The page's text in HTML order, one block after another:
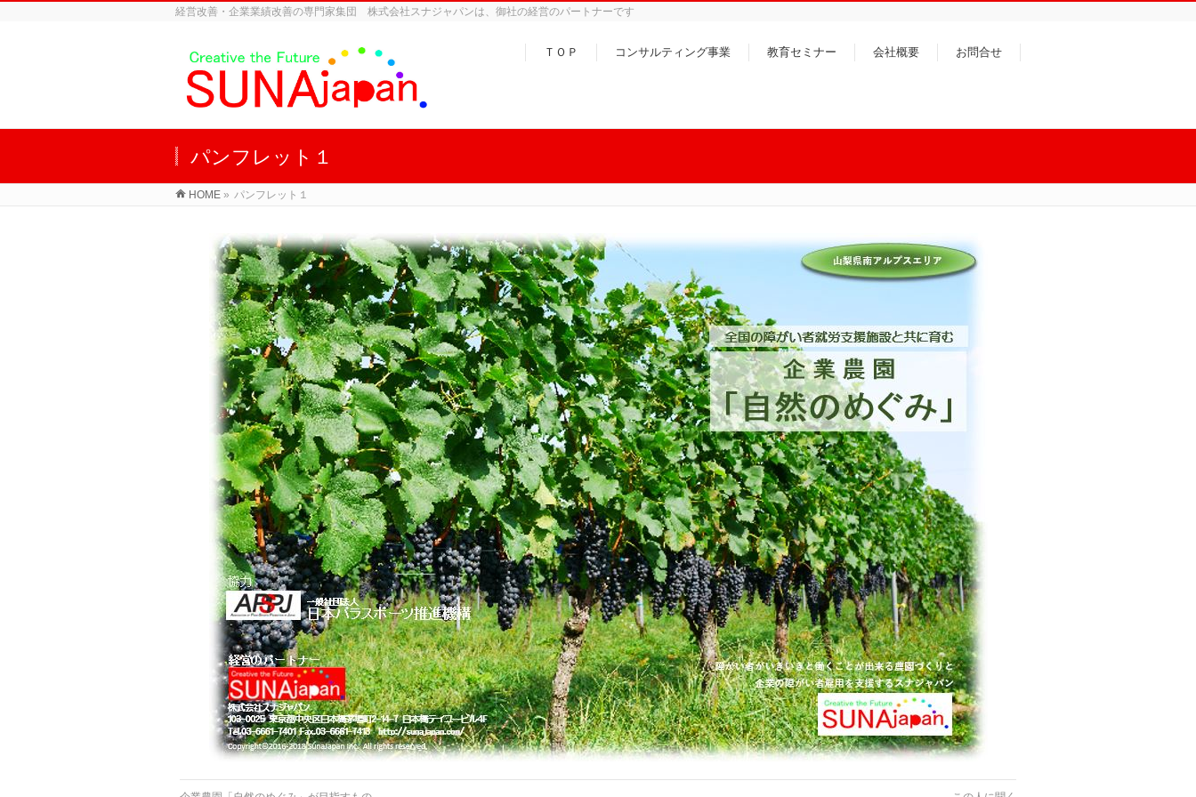
経営改善・企業業績改善の専門家集団 株式会社スナジャパンは、御社の経営のパートナーです
ＴＯＰ コンサルティング事業 教育セミナー 会社概要 お問合せ
パンフレット１
HOME » パンフレット１